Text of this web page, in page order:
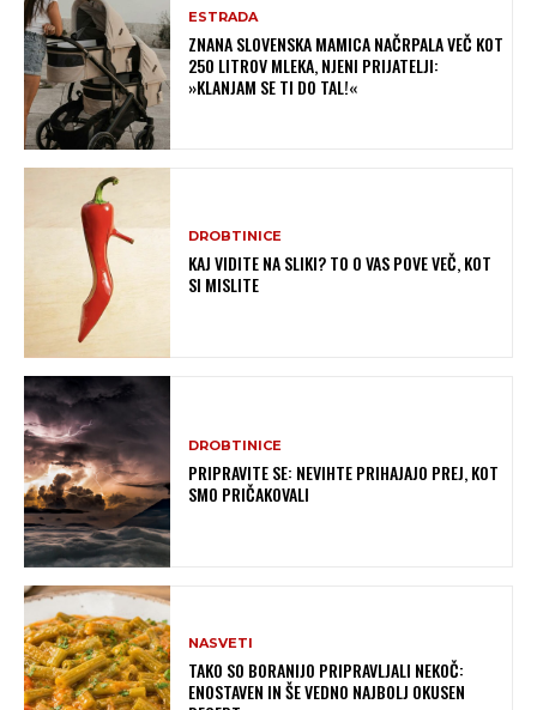
ESTRADA
ZNANA SLOVENSKA MAMICA NAČRPALA VEČ KOT
250 LITROV MLEKA, NJENI PRIJATELJI:
»KLANJAM SE TI DO TAL!«
DROBTINICE
KAJ VIDITE NA SLIKI? TO O VAS POVE VEČ, KOT
SI MISLITE
DROBTINICE
PRIPRAVITE SE: NEVIHTE PRIHAJAJO PREJ, KOT
SMO PRIČAKOVALI
NASVETI
TAKO SO BORANIJO PRIPRAVLJALI NEKOČ:
ENOSTAVEN IN ŠE VEDNO NAJBOLJ OKUSEN